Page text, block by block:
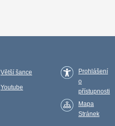
Větší šance
Youtube
Prohlášení
o
přístupnosti
Mapa
Stránek